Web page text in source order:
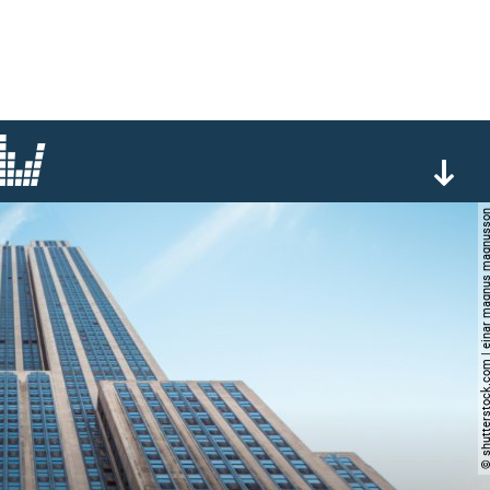
© shutterstock.com